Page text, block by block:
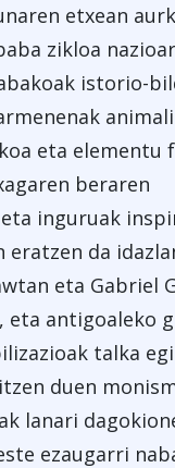
etxean
zikloa
istorio-
eta elementu
beraren
inguruak
eratzen da
eta Gabriel
eta antigoaleko
talka
duen
lanari
ezaugarri